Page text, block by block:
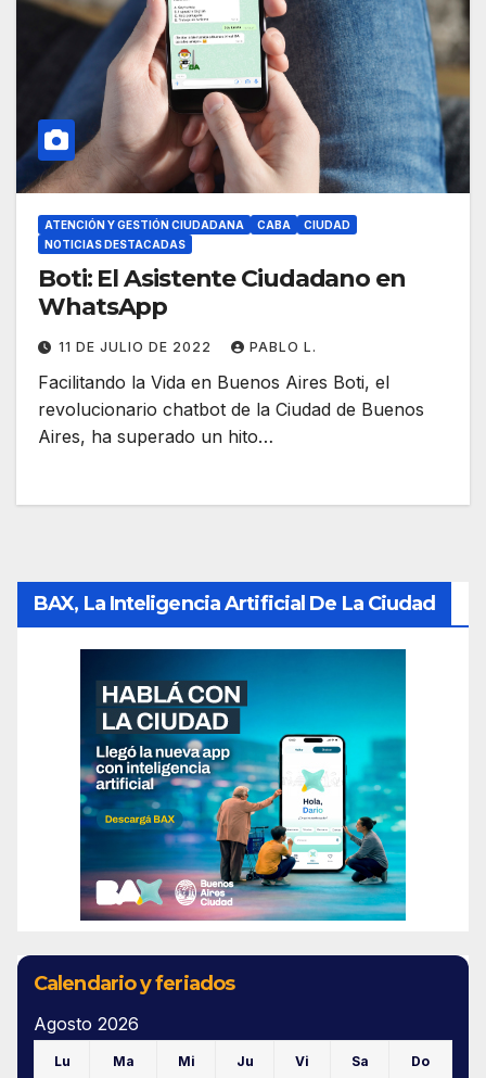
ATENCIÓN Y GESTIÓN CIUDADANA CABA
CIUDAD
NOTICIAS DESTACADAS
Boti: El Asistente Ciudadano en
WhatsApp
11 DE JULIO DE 2022 PABLO L.
Facilitando la Vida en Buenos Aires Boti, el
revolucionario chatbot de la Ciudad de Buenos
Aires, ha superado un hito…
BAX, La Inteligencia Artificial De La Ciudad
Calendario y feriados
Agosto 2026
Lu Ma Mi Ju Vi Sa Do